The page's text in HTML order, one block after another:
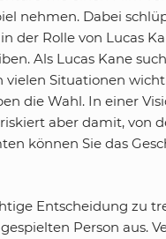
nehmen. Dabei
der Rolle von Lucas
Als Lucas Kane
Situationen
die Wahl. In einer
aber damit, von
können Sie das
Entscheidung zu
Person aus.